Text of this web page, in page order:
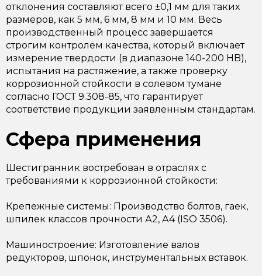
отклонения составляют всего ±0,1 мм для таких
размеров, как 5 мм, 6 мм, 8 мм и 10 мм. Весь
производственный процесс завершается
строгим контролем качества, который включает
измерение твердости (в диапазоне 140-200 HB),
испытания на растяжение, а также проверку
коррозионной стойкости в солевом тумане
согласно ГОСТ 9.308-85, что гарантирует
соответствие продукции заявленным стандартам.
Сфера применения
Шестигранник востребован в отраслях с
требованиями к коррозионной стойкости:
Крепежные системы: Производство болтов, гаек,
шпилек классов прочности А2, А4 (ISO 3506).
Машиностроение: Изготовление валов
редукторов, шпонок, инструментальных вставок.